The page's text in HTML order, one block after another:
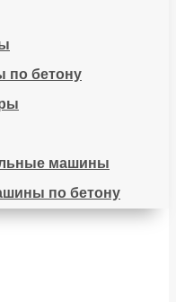
по бетону
машины
по бетону